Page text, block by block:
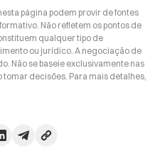
página podem provir de fontes
Não refletem os pontos de
qualquer tipo de
ou jurídico. A negociação de
Não se baseie exclusivamente nas
decisões. Para mais detalhes,